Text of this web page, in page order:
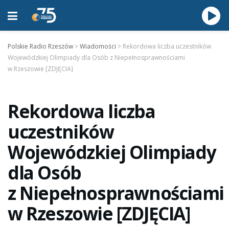
Polskie Radio Rzeszów >Wiadomości > Rekordowa liczba uczestników
Wojewódzkiej Olimpiady dla Osób z Niepełnosprawnościami
w Rzeszowie [ZDJĘCIA]
Rekordowa liczba
uczestników
Wojewódzkiej Olimpiady
dla Osób
z Niepełnosprawnościami
w Rzeszowie [ZDJĘCIA]